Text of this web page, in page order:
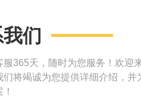
们
服365天，随时为您服务！欢迎
们将竭诚为您提供详细介绍，并